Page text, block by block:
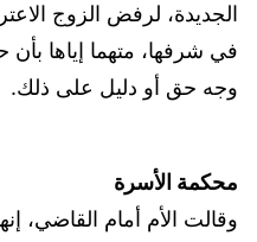
الجديدة، لرفض الزوج
في شرفها، متهما إياها
وجه حق أو دليل على ذلك.
محكمة الأسرة
وقالت الأم أمام القاضي،